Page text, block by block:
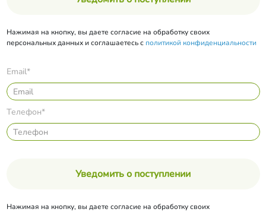
Нажимая на кнопку, вы даете согласие на обработку своих
персональных данных и соглашаетесь с политикой конфиденциальности
Email*
Телефон*
Уведомить о поступлении
Нажимая на кнопку, вы даете согласие на обработку своих